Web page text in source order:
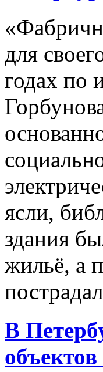
для
годах по
ясли,
здания
жильё, а
В